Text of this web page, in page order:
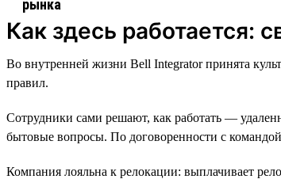
Как здесь работается:
Во внутренней жизни Bell Integrator принята
правил.
Сотрудники сами решают, как работать —
бытовые вопросы. По договоренности с
Компания лояльна к релокации: выплачивает